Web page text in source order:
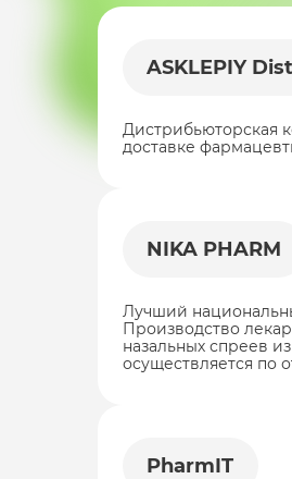
ASKLEPIY
Дистрибьюторская
доставке
NIKA PHARM
Лучший
Производство
назальных спреев
осуществляется по
PharmIT